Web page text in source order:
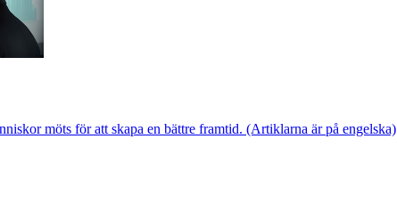
möts för att skapa en bättre framtid. (Artiklarna är på engelska)